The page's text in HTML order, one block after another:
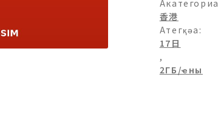
香港
Атегқәа:
17日
,
2ГБ/ҽны